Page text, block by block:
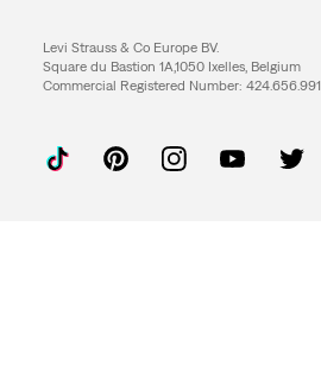
Levi Strauss & Co Europe BV.
Square du Bastion 1A,1050 Ixelles, Belgium
Commercial Registered Number: 424.656.991